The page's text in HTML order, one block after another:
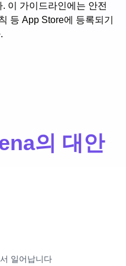
이 가이드라인에는 안전
등 App Store에 등록되기
의 대안
일어납니다